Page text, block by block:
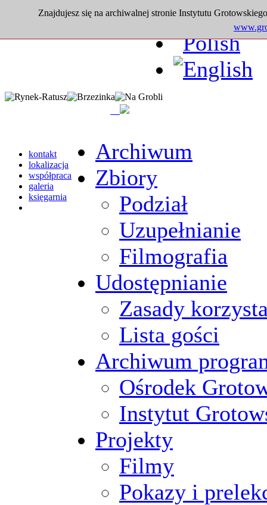
Znajdujesz się na archiwalnej stronie Instytutu
kontakt
lokalizacja
współpraca
galeria
księgarnia
Archiwum
Zbiory
Podział
Uzupełnianie
Filmografia
Udostępnianie
Zasady
Lista gości
Archiwum
Ośrodek
Instytut
Projekty
Filmy
Pokazy i